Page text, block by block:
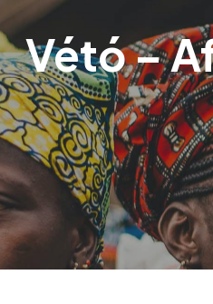
Vétó –